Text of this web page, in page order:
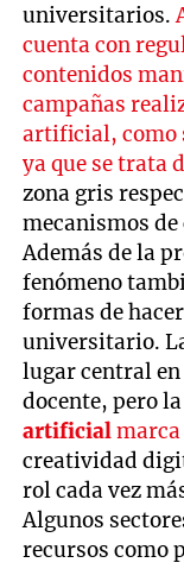
universitarios.
cuenta con
contenidos
campañas
artificial, como
ya que se trata
zona gris
mecanismos
Además de la
fenómeno
formas de
universitario.
lugar central
docente, pero
artificialmarca
creatividad
rol cada vez
Algunos
recursos como